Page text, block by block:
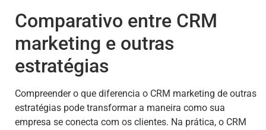
Comparativo entre CRM
marketing e outras
estratégias
Compreender o que diferencia o CRM marketing de outras
estratégias pode transformar a maneira como sua
empresa se conecta com os clientes. Na prática, o CRM